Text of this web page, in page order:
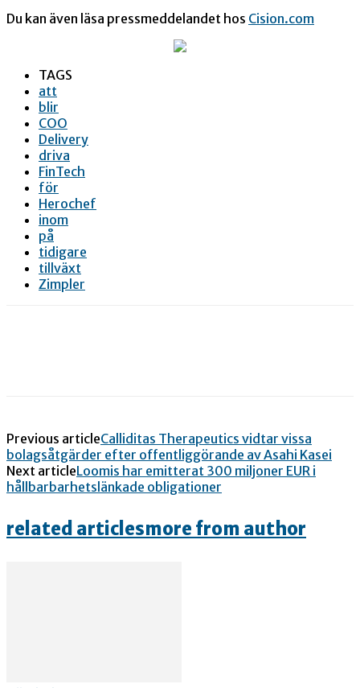
Du kan även läsa pressmeddelandet hos Cision.com
TAGS
att
blir
COO
Delivery
driva
FinTech
för
Herochef
inom
på
tidigare
tillväxt
Zimpler
Previous articleCalliditas Therapeutics vidtar vissa
bolagsåtgärder efter offentliggörande av Asahi Kasei
Next articleLoomis har emitterat 300 miljoner EUR i
hållbarbarhetslänkade obligationer
related articlesmore from author